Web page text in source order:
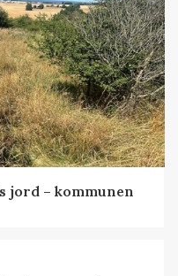
jord – kommunen